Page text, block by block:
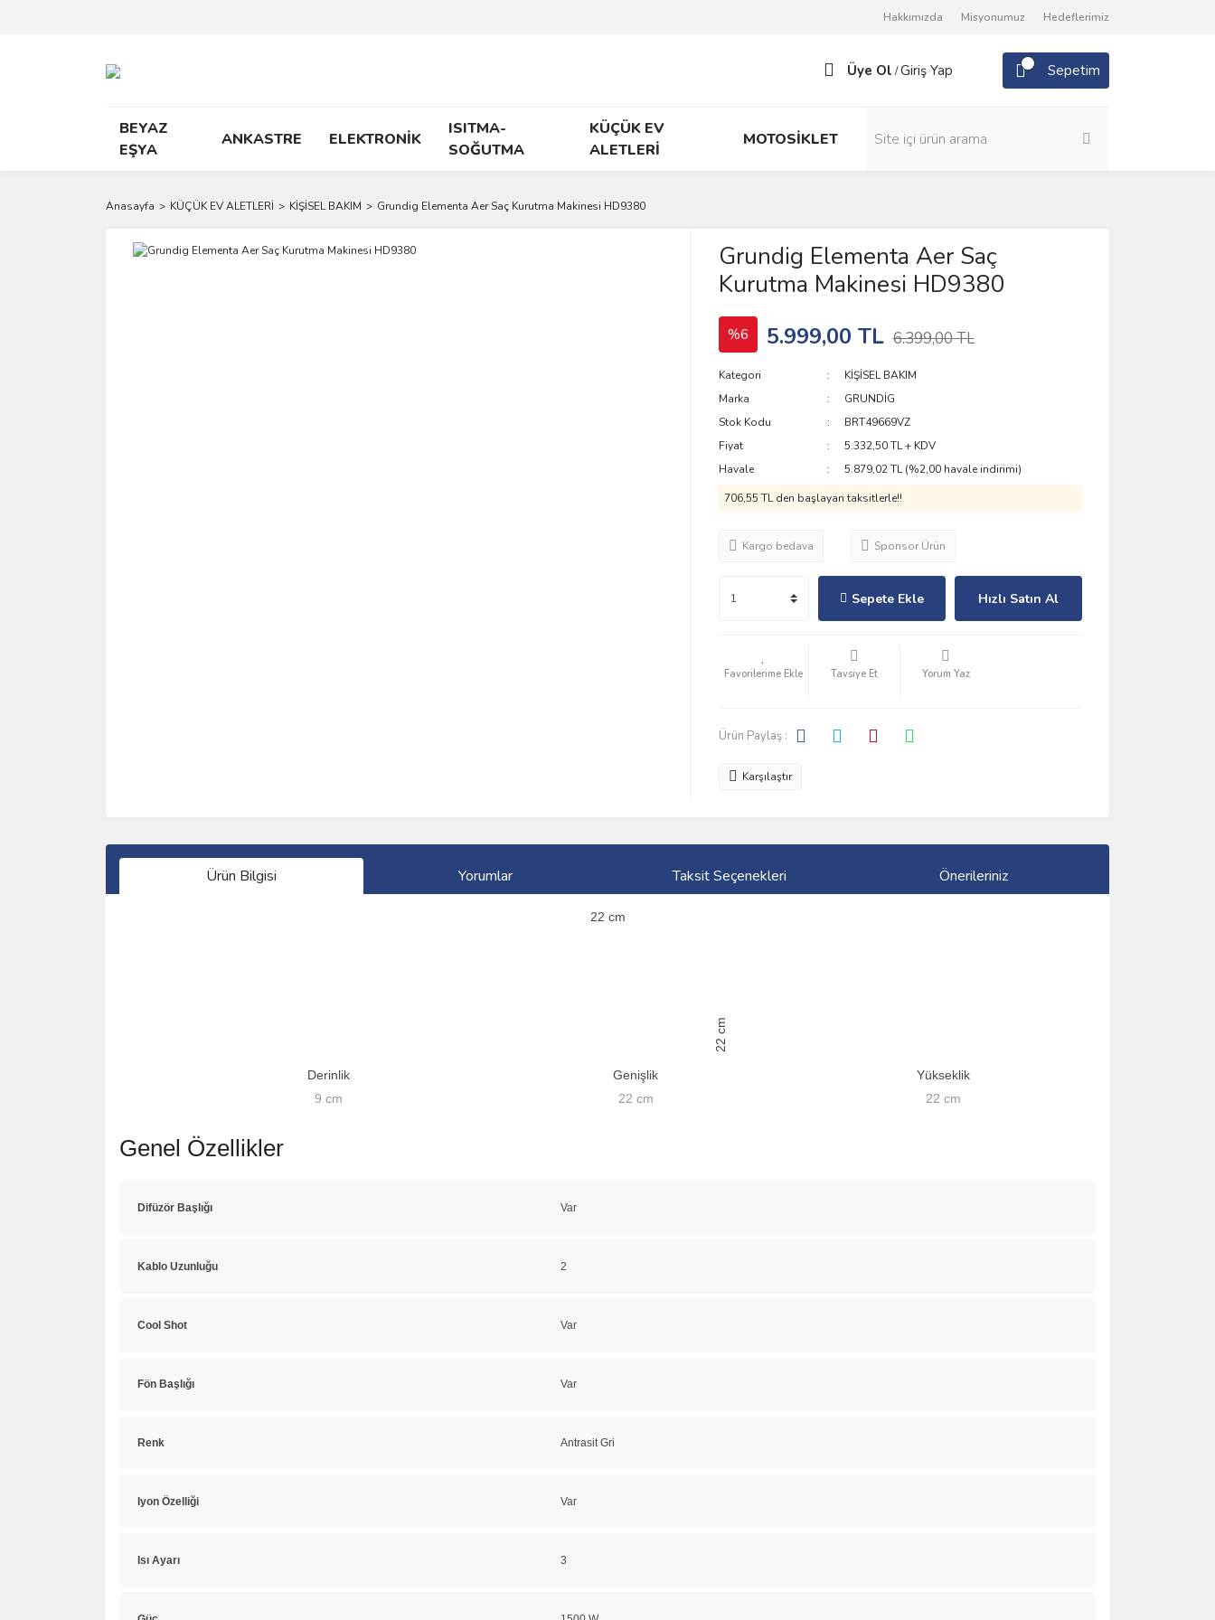
Hakkımızda Misyonumuz Hedeflerimiz
Üye Ol /Giriş Yap Sepetim
BEYAZ
EŞYA
ANKASTRE ELEKTRONİK
ISITMA-
SOĞUTMA
KÜÇÜK EV
ALETLERİ
MOTOSİKLET
Anasayfa KÜÇÜK EV ALETLERİ KİŞİSEL BAKIM Grundig Elementa Aer Saç Kurutma Makinesi HD9380
Grundig Elementa Aer Saç
Kurutma Makinesi HD9380
%6 5.999,00 TL 6.399,00 TL
Kategori
KİŞİSEL BAKIM
Marka
GRUNDİG
Stok Kodu
BRT49669VZ
Fiyat
5.332,50 TL + KDV
Havale
5.879,02 TL (%2,00 havale indirimi)
706,55 TL den başlayan taksitlerle!!
Kargo bedava Sponsor Ürün
Sepete Ekle Hızlı Satın Al
Tavsiye Et Yorum Yaz
Ürün Paylaş :
Karşılaştır
Ürün Bilgisi Yorumlar Taksit Seçenekleri Önerileriniz
22 cm
22
cm
Derinlik
9 cm
Genişlik
22 cm
Yükseklik
22 cm
Genel Özellikler
Difüzör Başlığı Var
Kablo Uzunluğu 2
Cool Shot Var
Fön Başlığı Var
Renk Antrasit Gri
Iyon Özelliği Var
Isı Ayarı 3